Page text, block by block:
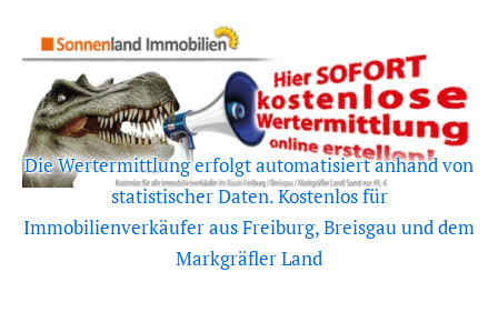
Die Wertermittlung erfolgt automatisiert anhand von
statistischer Daten. Kostenlos für
Immobilienverkäufer aus Freiburg, Breisgau und dem
Markgräfler Land